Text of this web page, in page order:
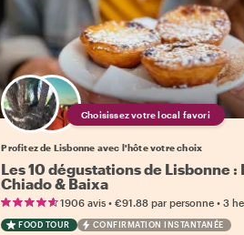
Choisissez votre local favori
Profitez de Lisbonne avec l'hôte votre choix
Les 10 dégustations de Lisbonne
Chiado & Baixa
1906 avis •€91.88 par personne •3
FOOD TOUR CONFIRMATION INSTANTANÉE